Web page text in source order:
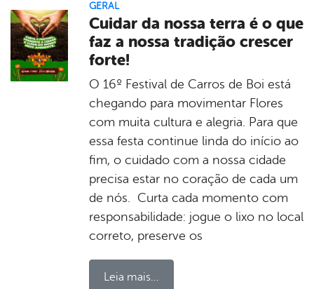
GERAL
Cuidar da nossa terra é o que
faz a nossa tradição crescer
forte!
O 16º Festival de Carros de Boi está
chegando para movimentar Flores
com muita cultura e alegria. Para que
essa festa continue linda do início ao
fim, o cuidado com a nossa cidade
precisa estar no coração de cada um
de nós. Curta cada momento com
responsabilidade: jogue o lixo no local
correto, preserve os
Leia mais...